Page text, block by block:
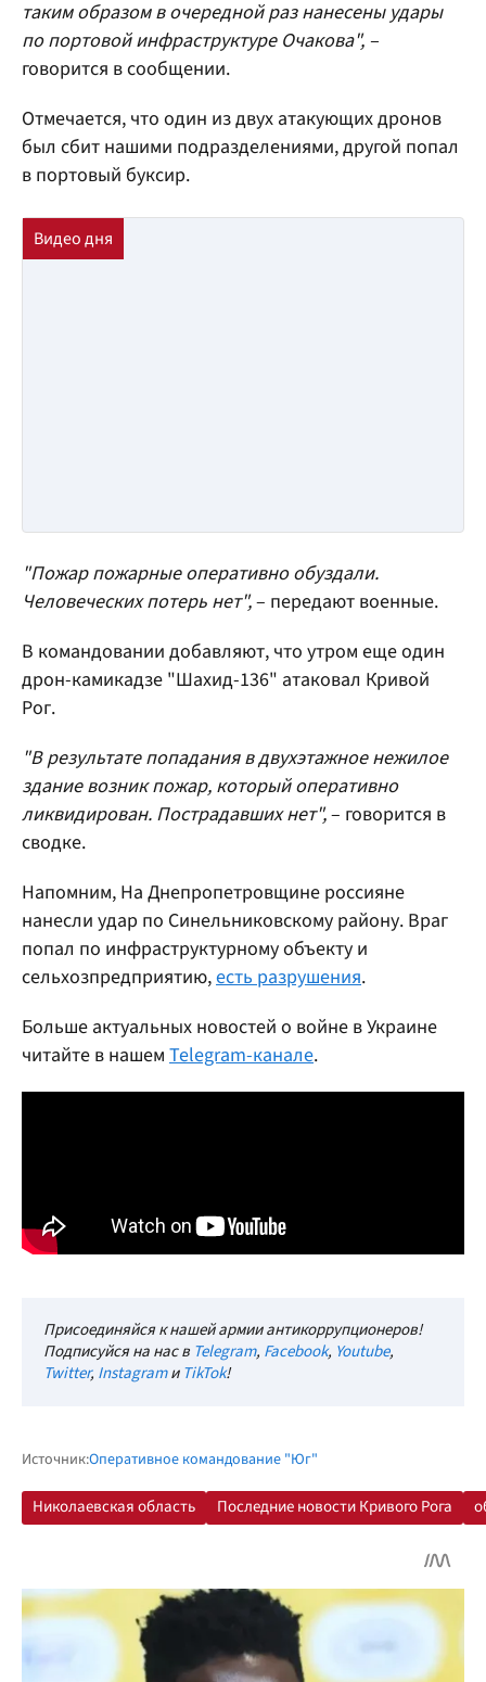
таким образом в очередной раз нанесены удары
по портовой инфраструктуре Очакова", –
говорится в сообщении.
Отмечается, что один из двух атакующих дронов
был сбит нашими подразделениями, другой попал
в портовый буксир.
"Пожар пожарные оперативно обуздали.
Человеческих потерь нет",– передают военные.
В командовании добавляют, что утром еще один
дрон-камикадзе "Шахид-136" атаковал Кривой
Рог.
"В результате попадания в двухэтажное нежилое
здание возник пожар, который оперативно
ликвидирован. Пострадавших нет",– говорится в
сводке.
Напомним, На Днепропетровщине россияне
нанесли удар по Синельниковскому району. Враг
попал по инфраструктурному объекту и
сельхозпредприятию,есть разрушения.
Больше актуальных новостей о войне в Украине
читайте в нашем Telegram-канале.
Присоединяйся к нашей армии антикоррупционеров!
Подписуйся на нас в Telegram, Facebook, Youtube,
Twitter, InstagramиTikTok!
Источник:Оперативное командование "Юг"
Николаевская область Последние новости Кривого Рога